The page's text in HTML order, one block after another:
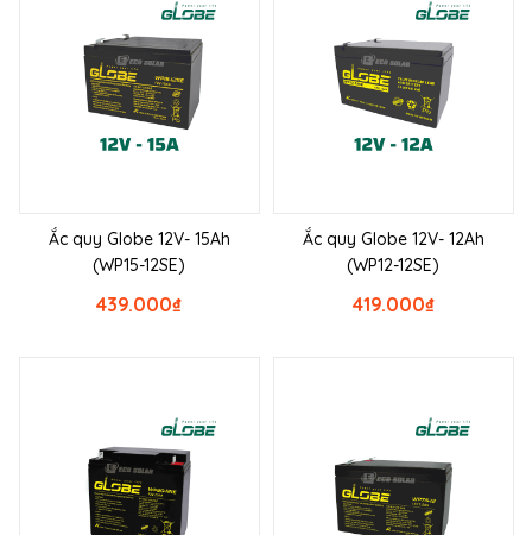
Ắc quy Globe 12V- 15Ah
(WP15-12SE)
₫
439.000
Ắc quy Globe 12V- 12Ah
(WP12-12SE)
₫
419.000